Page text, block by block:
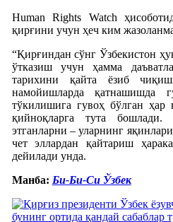
Human Rights Watch
қирғини учун ҳеч ким
“Қирғиндан сўнг Ўзбекистон
ўтказиш учун ҳамма
тарихини қайта ёзиб
намойишларда қатнашишда
тўкилишига гувоҳ бўлган ҳар
қийноқларга тута
этганларни – уларнинг
чет эллардан қайтариш
дейилади унда.
Манба: Би-Би-Си Ўзбек